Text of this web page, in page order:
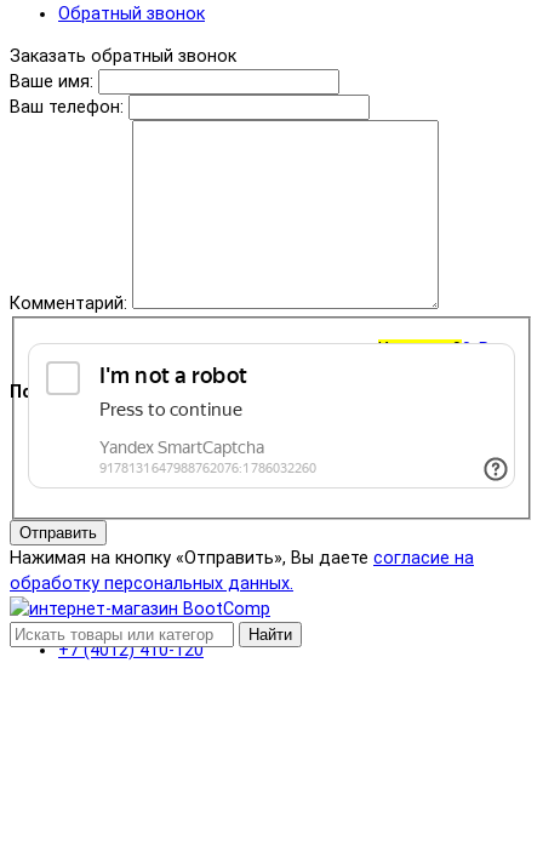
Корзина 00 ₽
Поддержка
+7 (4012) 410-120
Обратный звонок
Заказать обратный звонок
Ваше имя:
Ваш телефон:
Комментарий:
Отправить
Нажимая на кнопку «Отправить», Вы даете согласие на
обработку персональных данных.
Найти